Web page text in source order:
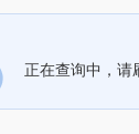
正在查询中，请